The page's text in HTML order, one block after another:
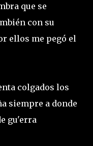
que se
con su
ellos me pegó el
colgados los
siempre a donde
gu'erra